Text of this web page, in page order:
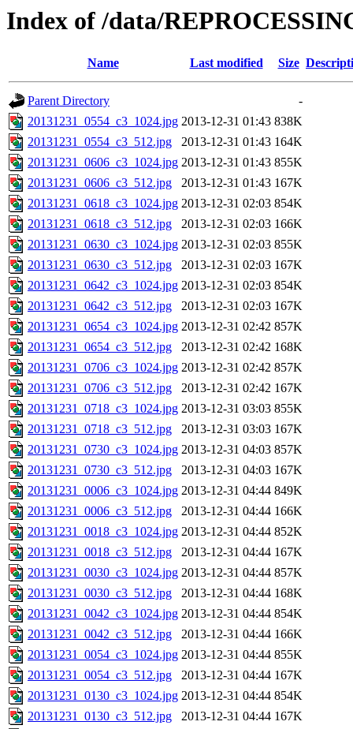
Index of /data/
Name Last modified Size
Parent Directory
-
20131231_0554_c3_1024.jpg 2013-12-31 01:43 838K
20131231_0554_c3_512.jpg
2013-12-31 01:43 164K
20131231_0606_c3_1024.jpg 2013-12-31 01:43 855K
20131231_0606_c3_512.jpg
2013-12-31 01:43 167K
20131231_0618_c3_1024.jpg 2013-12-31 02:03 854K
20131231_0618_c3_512.jpg
2013-12-31 02:03 166K
20131231_0630_c3_1024.jpg 2013-12-31 02:03 855K
20131231_0630_c3_512.jpg
2013-12-31 02:03 167K
20131231_0642_c3_1024.jpg 2013-12-31 02:03 854K
20131231_0642_c3_512.jpg
2013-12-31 02:03 167K
20131231_0654_c3_1024.jpg 2013-12-31 02:42 857K
20131231_0654_c3_512.jpg
2013-12-31 02:42 168K
20131231_0706_c3_1024.jpg 2013-12-31 02:42 857K
20131231_0706_c3_512.jpg
2013-12-31 02:42 167K
20131231_0718_c3_1024.jpg 2013-12-31 03:03 855K
20131231_0718_c3_512.jpg
2013-12-31 03:03 167K
20131231_0730_c3_1024.jpg 2013-12-31 04:03 857K
20131231_0730_c3_512.jpg
2013-12-31 04:03 167K
20131231_0006_c3_1024.jpg 2013-12-31 04:44 849K
20131231_0006_c3_512.jpg
2013-12-31 04:44 166K
20131231_0018_c3_1024.jpg 2013-12-31 04:44 852K
20131231_0018_c3_512.jpg
2013-12-31 04:44 167K
20131231_0030_c3_1024.jpg 2013-12-31 04:44 857K
20131231_0030_c3_512.jpg
2013-12-31 04:44 168K
20131231_0042_c3_1024.jpg 2013-12-31 04:44 854K
20131231_0042_c3_512.jpg
2013-12-31 04:44 166K
20131231_0054_c3_1024.jpg 2013-12-31 04:44 855K
20131231_0054_c3_512.jpg
2013-12-31 04:44 167K
20131231_0130_c3_1024.jpg 2013-12-31 04:44 854K
20131231_0130_c3_512.jpg
2013-12-31 04:44 167K